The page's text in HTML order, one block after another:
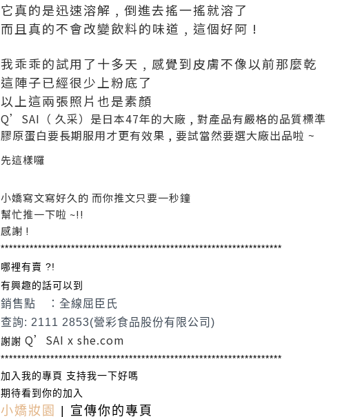
它真的是迅速溶解 , 倒進去搖一搖就溶了
而且真的不會改變飲料的味道 , 這個好阿 !
我乖乖的試用了十多天 , 感覺到皮膚不像以前那麼乾
這陣子已經很少上粉底了
以上這兩張照片也是素顏
Q’SAI（ 久采）是日本47年的大廠 , 對產品有嚴格的品質標準
膠原蛋白要長期服用才更有效果 , 要試當然要選大廠出品啦 ~
先這樣囉
小嬌寫文寫好久的 而你推文只要一秒鐘
幫忙推一下啦 ~!!
感謝 !
********************************************************************
哪裡有賣 ?!
有興趣的話可以到
銷售點 ：全線屈臣氏
查詢: 2111 2853(營彩食品股份有限公司)
謝謝 Q’SAI x she.com
********************************************************************
加入我的專頁 支持我一下好嗎
期待看到你的加入
小嬌妝園 | 宣傳你的專頁